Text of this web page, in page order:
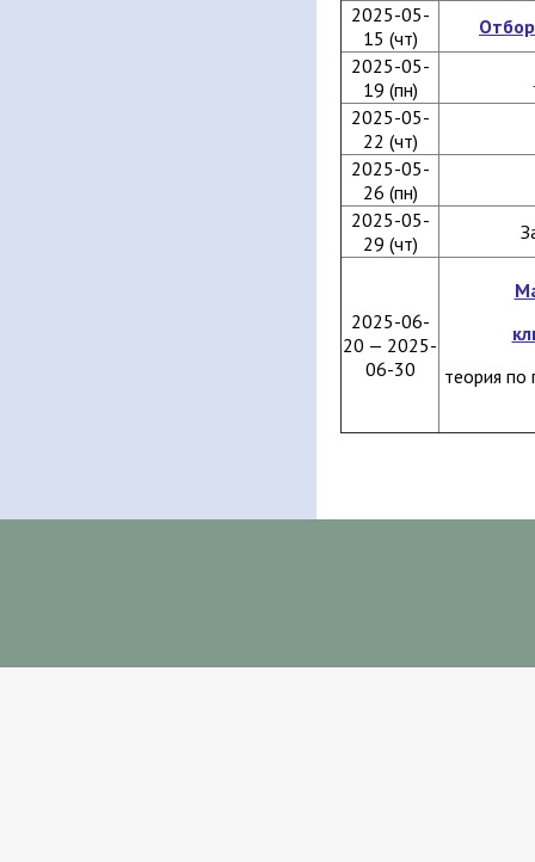
2025-05-
15 (чт)
2025-05-
19 (пн)
2025-05-
22 (чт)
2025-05-
26 (пн)
2025-05-
29 (чт)
2025-06-
20 — 2025-
06-30
теория по